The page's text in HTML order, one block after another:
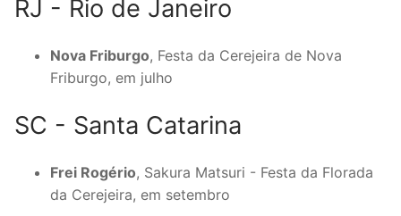
RJ - Rio de Janeiro
Nova Friburgo, Festa da Cerejeira de Nova
Friburgo, em julho
SC - Santa Catarina
Frei Rogério, Sakura Matsuri - Festa da Florada
da Cerejeira, em setembro